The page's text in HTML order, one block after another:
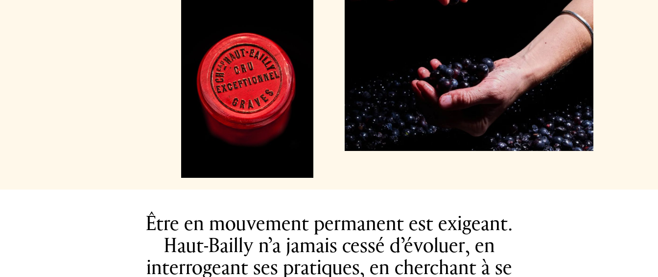
Être en mouvement permanent est exigeant.
Haut-Bailly n’a jamais cessé d’évoluer, en
interrogeant ses pratiques, en cherchant à se